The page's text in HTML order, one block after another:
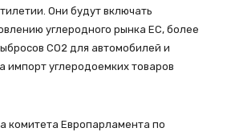
Они будут включать
углеродного рынка ЕС, более
CO2 для автомобилей и
импорт углеродоемких товаров
комитета Европарламента по